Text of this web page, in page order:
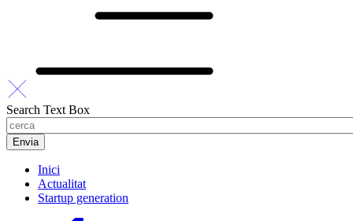
Search Text Box
Inici
Actualitat
Startup generation